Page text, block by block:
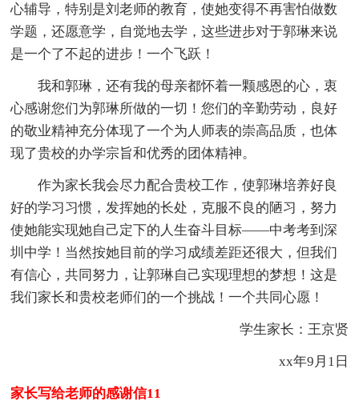
心辅导，特别是刘老师的教育，使她变得不再害怕做数
学题，还愿意学，自觉地去学，这些进步对于郭琳来说
是一个了不起的进步！一个飞跃！
我和郭琳，还有我的母亲都怀着一颗感恩的心，衷
心感谢您们为郭琳所做的一切！您们的辛勤劳动，良好
的敬业精神充分体现了一个为人师表的崇高品质，也体
现了贵校的办学宗旨和优秀的团体精神。
作为家长我会尽力配合贵校工作，使郭琳培养好良
好的学习习惯，发挥她的长处，克服不良的陋习，努力
使她能实现她自己定下的人生奋斗目标——中考考到深
圳中学！当然按她目前的学习成绩差距还很大，但我们
有信心，共同努力，让郭琳自己实现理想的梦想！这是
我们家长和贵校老师们的一个挑战！一个共同心愿！
学生家长：王京贤
xx年9月1日
家长写给老师的感谢信11